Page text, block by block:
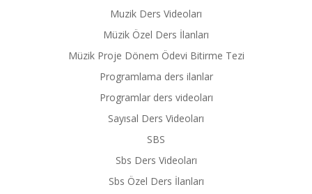
Muzik Ders Videoları
Müzik Özel Ders İlanları
Müzik Proje Dönem Ödevi Bitirme Tezi
Programlama ders ilanlar
Programlar ders videoları
Sayısal Ders Videoları
SBS
Sbs Ders Videoları
Sbs Özel Ders İlanları